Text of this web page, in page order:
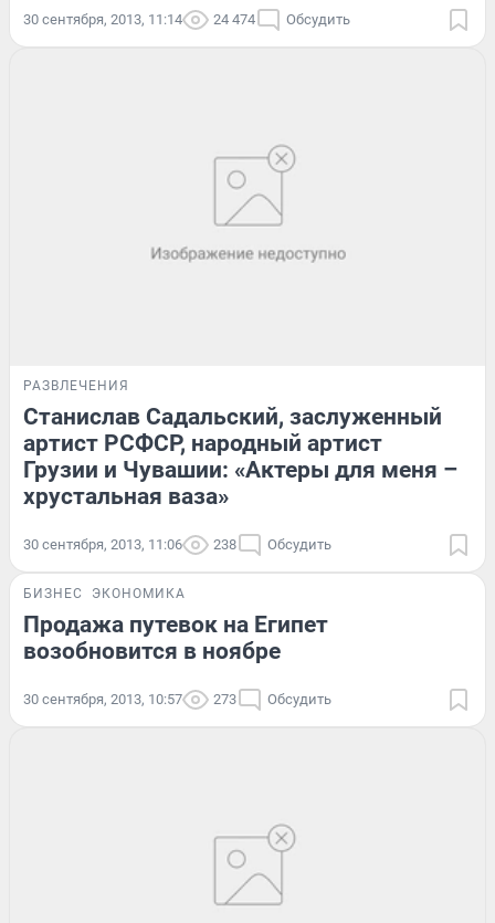
30 сентября, 2013, 11:14 24 474 Обсудить
РАЗВЛЕЧЕНИЯ
Станислав Садальский, заслуженный
артист РСФСР, народный артист
Грузии и Чувашии: «Актеры для меня –
хрустальная ваза»
30 сентября, 2013, 11:06 238 Обсудить
БИЗНЕС ЭКОНОМИКА
Продажа путевок на Египет
возобновится в ноябре
30 сентября, 2013, 10:57 273 Обсудить